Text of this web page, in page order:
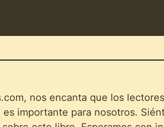
nos encanta que los
importante para nosotros.